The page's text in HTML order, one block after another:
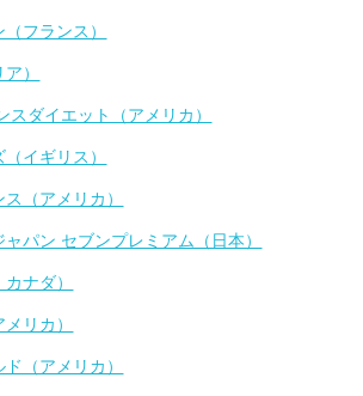
フランス）
）
スダイエット（アメリカ）
イギリス）
（アメリカ）
パン セブンプレミアム（日本）
ナダ）
リカ）
（アメリカ）